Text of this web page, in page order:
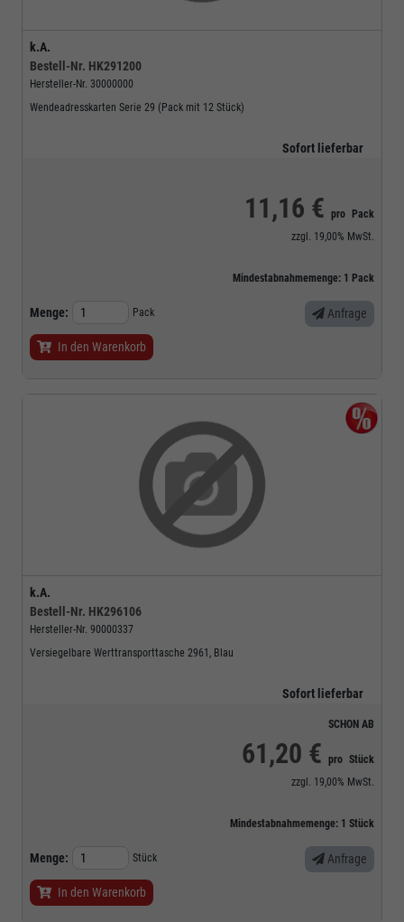
k.A.
Bestell-Nr. HK291200
Hersteller-Nr. 30000000
Wendeadresskarten Serie 29 (Pack mit 12 Stück)
Sofort lieferbar
11,16 € pro
Pack
zzgl. 19,00% MwSt.
Mindestabnahmemenge: 1 Pack
Menge: Pack Anfrage
In den Warenkorb
k.A.
Bestell-Nr. HK296106
Hersteller-Nr. 90000337
Versiegelbare Werttransporttasche 2961, Blau
Sofort lieferbar
SCHON AB
61,20 € pro Stück
zzgl. 19,00% MwSt.
Mindestabnahmemenge: 1 Stück
Menge: Stück Anfrage
In den Warenkorb